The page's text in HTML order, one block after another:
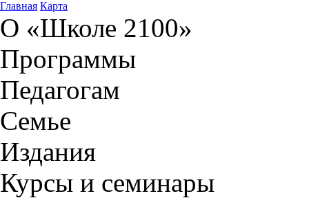
Главная Карта
О «Школе 2100»
Программы
Педагогам
Семье
Издания
Курсы и семинары